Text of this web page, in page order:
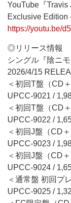
YouTube『Travis
Exclusive Edition
https://youtu.be/
◎リリース情報
シングル『陰ニモ
2026/4/15
＜初回T盤（CD
UPCC-9021 /
＜初回T盤（CD
UPCC-9022 /
＜初回J盤（CD
UPCC-9023 /
＜初回J盤（CD
UPCC-9024 /
＜通常盤 初回プ
UPCC-9025 /